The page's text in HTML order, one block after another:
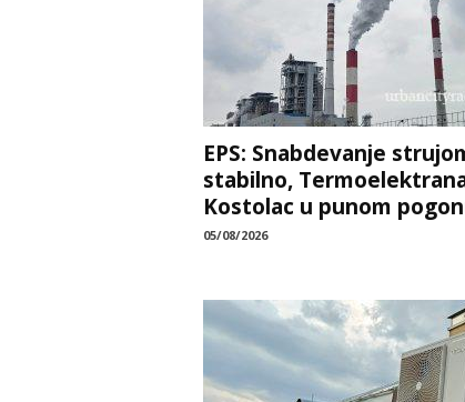
EPS: Snabdevanje
stabilno,
Kostolac u punom
05/08/2026